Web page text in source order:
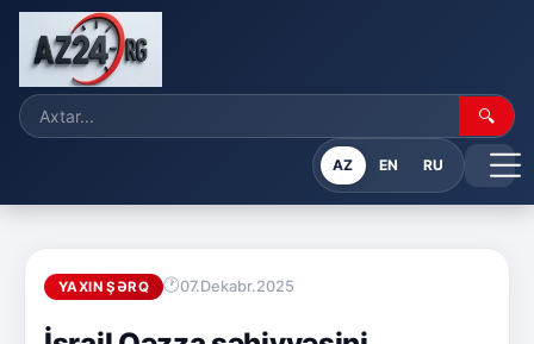
🔍
AZ EN RU
YAXIN ŞƏRQ 07.Dekabr.2025